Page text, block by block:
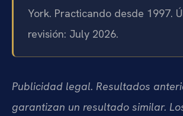
York. Practicando desde 1997.
revisión: July 2026.
Publicidad legal. Resultados
garantizan un resultado similar.